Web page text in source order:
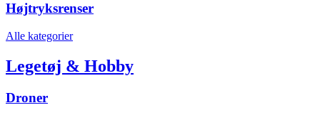
Højtryksrenser
Alle kategorier
Legetøj & Hobby
Droner